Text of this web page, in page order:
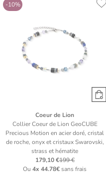
-10%
Coeur de Lion
Collier Coeur de Lion GeoCUBE
Precious Motion en acier doré, cristal
de roche, onyx et cristaux Swarovski,
strass et hématite
179,10 €199 €
Ou4x 44.78€sans frais